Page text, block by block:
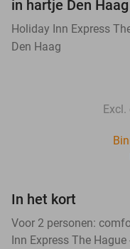
in hartje Den Haag
Holiday Inn Express
Den Haag
In het kort
Voor 2 personen:
Inn Express The